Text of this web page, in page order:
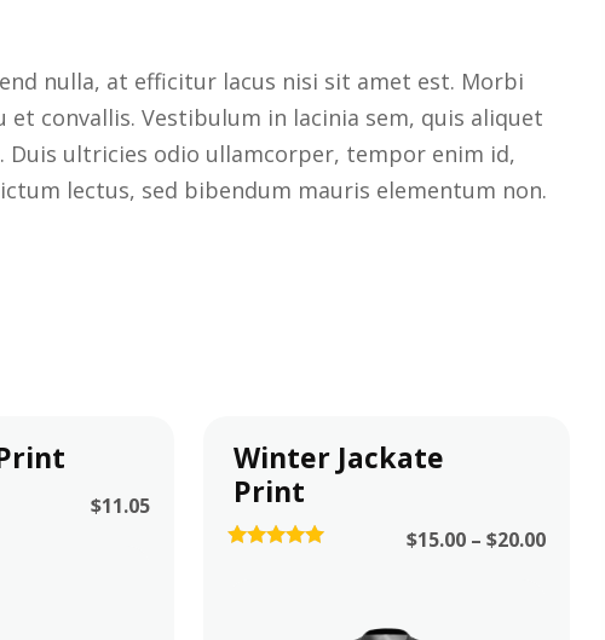
nulla, at efficitur lacus nisi sit amet est. Morbi
convallis. Vestibulum in lacinia sem, quis aliquet
Duis ultricies odio ullamcorper, tempor enim id,
lectus, sed bibendum mauris elementum non.
$11.05
Winter Jackate
Print
$15.00 – $20.00